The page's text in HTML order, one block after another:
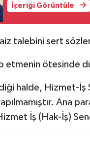
İçeriği Görüntüle
talebini sert
etmenin ötesinde
halde, Hizmet-
Ana
İş (Hak-İş)